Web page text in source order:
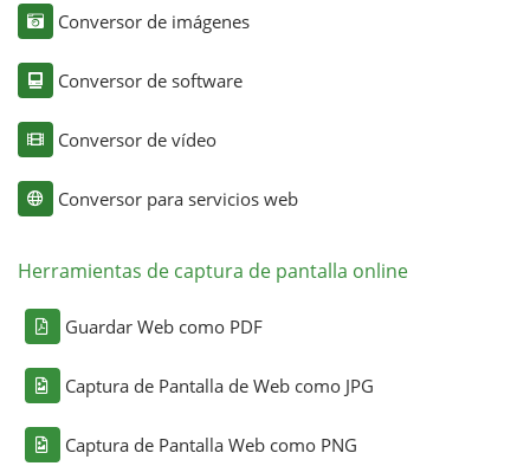
Conversor de imágenes
Conversor de software
Conversor de vídeo
Conversor para servicios web
Herramientas de captura de pantalla online
Guardar Web como PDF
Captura de Pantalla de Web como JPG
Captura de Pantalla Web como PNG